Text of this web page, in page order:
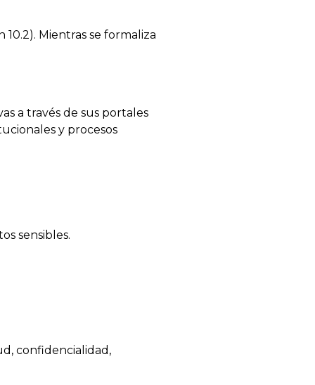
Mientras se formaliza
a través de sus portales
y procesos
sensibles.
confidencialidad,